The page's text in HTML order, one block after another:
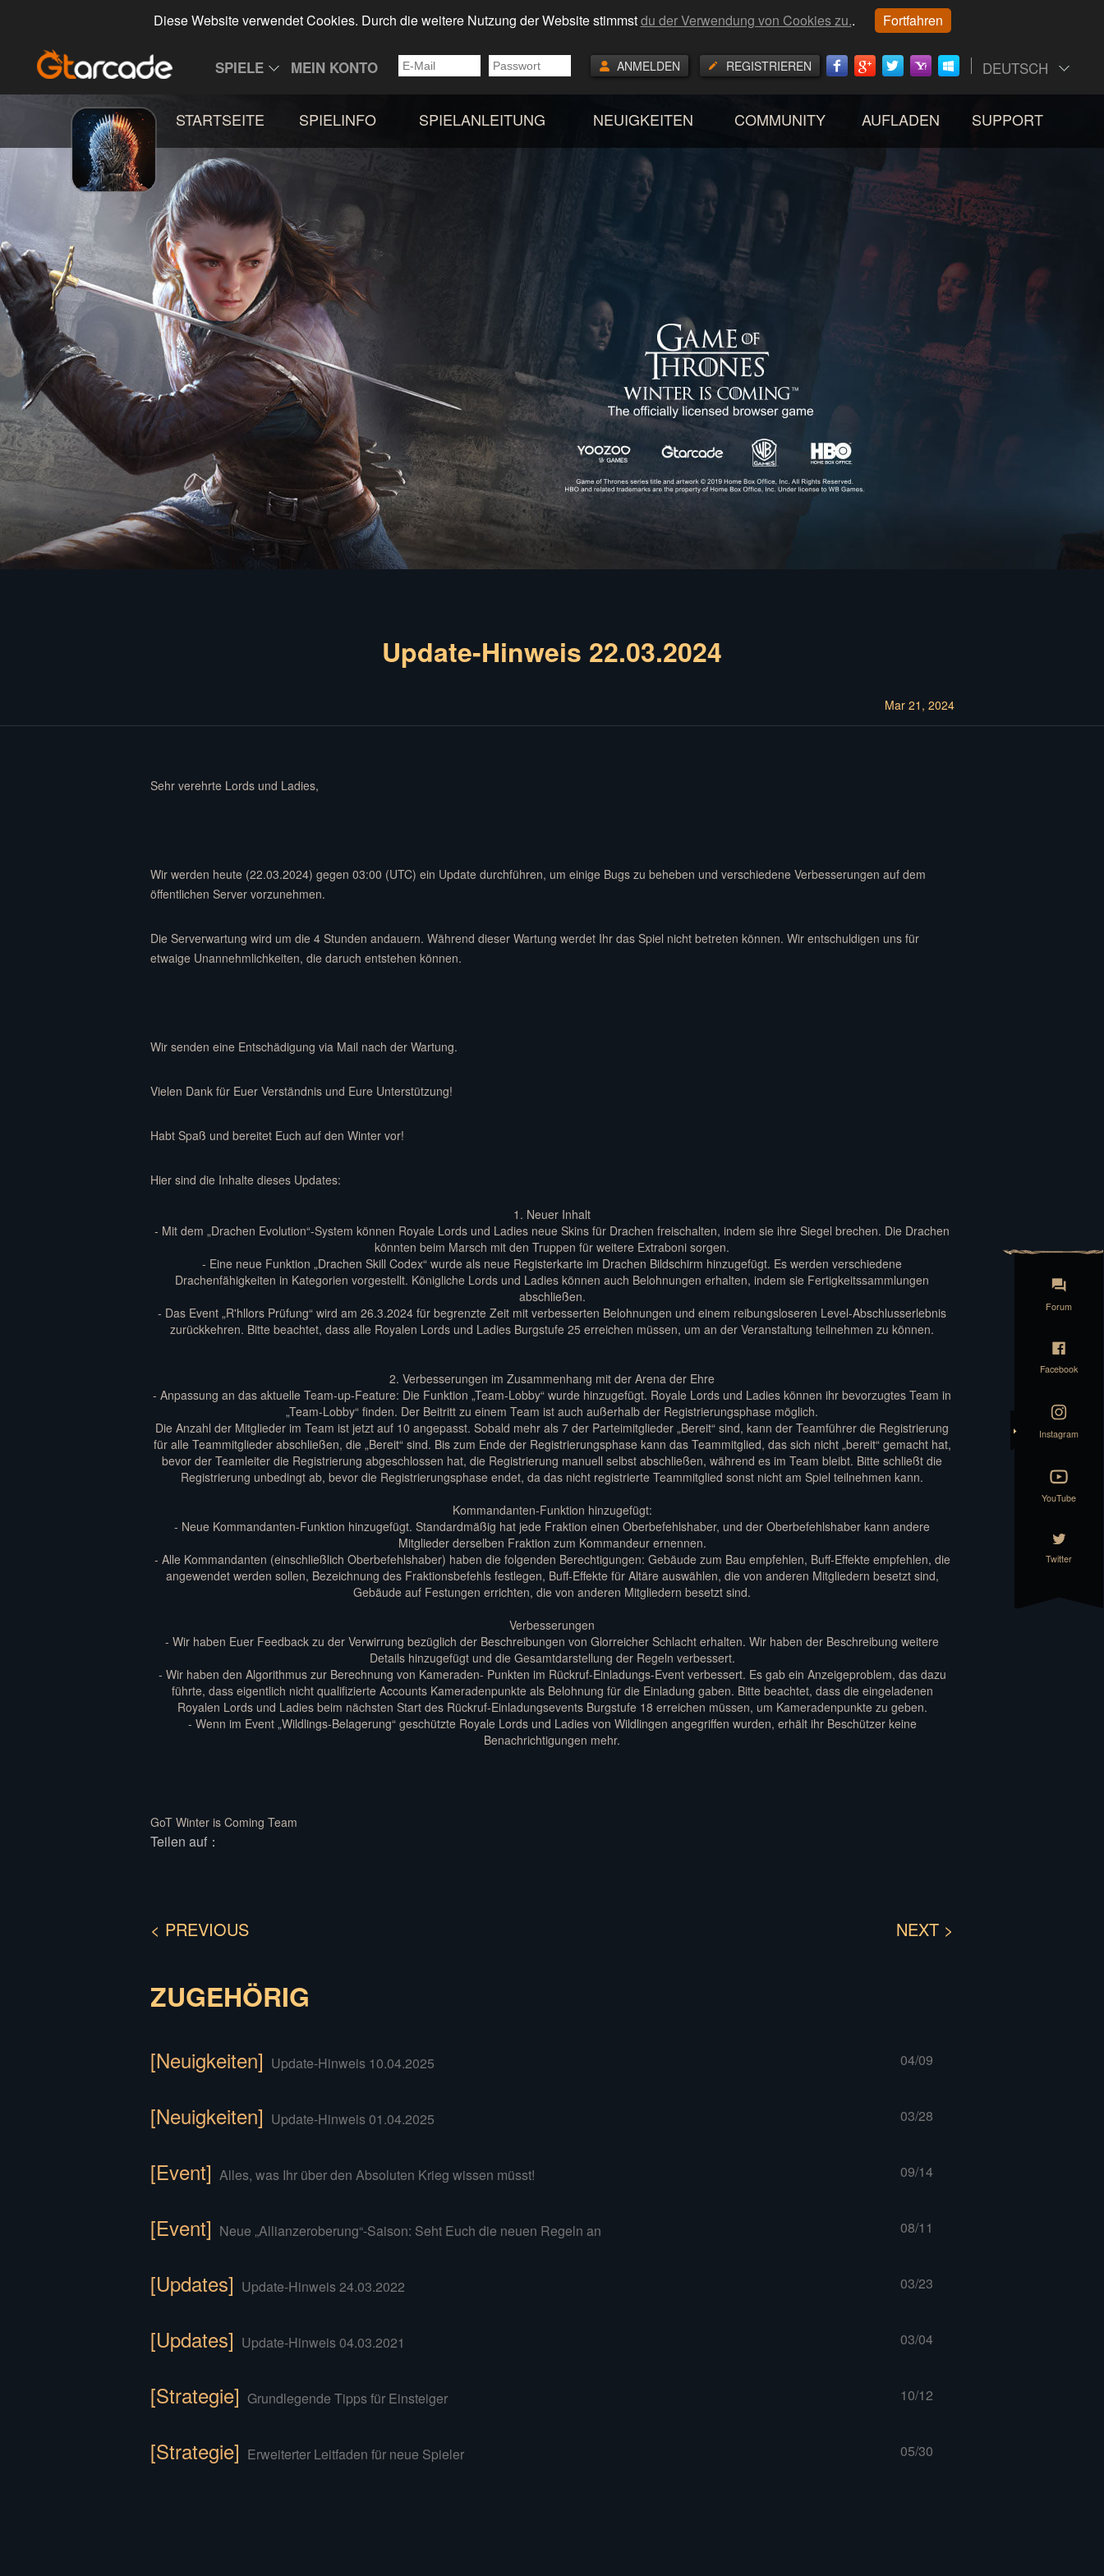
Diese Website verwendet Cookies. Durch die weitere Nutzung der Website stimmstdu der Verwendung von Cookies zu.. Fortfahren
SPIELE MEIN KONTO DEUTSCH
REGISTRIEREN
ANMELDEN
STARTSEITE SPIELINFO SPIELANLEITUNG NEUIGKEITEN COMMUNITY AUFLADEN SUPPORT
Update-Hinweis 22.03.2024
Mar 21, 2024
Sehr verehrte Lords und Ladies,
Wir werden heute (22.03.2024) gegen 03:00 (UTC) ein Update durchführen, um einige Bugs zu beheben und verschiedene Verbesserungen auf dem
öffentlichen Server vorzunehmen.
Die Serverwartung wird um die 4 Stunden andauern. Während dieser Wartung werdet Ihr das Spiel nicht betreten können. Wir entschuldigen uns für
etwaige Unannehmlichkeiten, die daruch entstehen können.
Wir senden eine Entschädigung via Mail nach der Wartung.
Vielen Dank für Euer Verständnis und Eure Unterstützung!
Habt Spaß und bereitet Euch auf den Winter vor!
Hier sind die Inhalte dieses Updates:
1. Neuer Inhalt
- Mit dem „Drachen Evolution“-System können Royale Lords und Ladies neue Skins für Drachen freischalten, indem sie ihre Siegel brechen. Die Drachen
könnten beim Marsch mit den Truppen für weitere Extraboni sorgen.
- Eine neue Funktion „Drachen Skill Codex“ wurde als neue Registerkarte im Drachen Bildschirm hinzugefügt. Es werden verschiedene
Drachenfähigkeiten in Kategorien vorgestellt. Königliche Lords und Ladies können auch Belohnungen erhalten, indem sie Fertigkeitssammlungen
abschließen.
- Das Event „R'hllors Prüfung“ wird am 26.3.2024 für begrenzte Zeit mit verbesserten Belohnungen und einem reibungsloseren Level-Abschlusserlebnis
zurückkehren. Bitte beachtet, dass alle Royalen Lords und Ladies Burgstufe 25 erreichen müssen, um an der Veranstaltung teilnehmen zu können.
2. Verbesserungen im Zusammenhang mit der Arena der Ehre
- Anpassung an das aktuelle Team-up-Feature: Die Funktion „Team-Lobby“ wurde hinzugefügt. Royale Lords und Ladies können ihr bevorzugtes Team in
„Team-Lobby“ finden. Der Beitritt zu einem Team ist auch außerhalb der Registrierungsphase möglich.
Die Anzahl der Mitglieder im Team ist jetzt auf 10 angepasst. Sobald mehr als 7 der Parteimitglieder „Bereit“ sind, kann der Teamführer die Registrierung
für alle Teammitglieder abschließen, die „Bereit“ sind. Bis zum Ende der Registrierungsphase kann das Teammitglied, das sich nicht „bereit“ gemacht hat,
bevor der Teamleiter die Registrierung abgeschlossen hat, die Registrierung manuell selbst abschließen, während es im Team bleibt. Bitte schließt die
Registrierung unbedingt ab, bevor die Registrierungsphase endet, da das nicht registrierte Teammitglied sonst nicht am Spiel teilnehmen kann.
Kommandanten-Funktion hinzugefügt:
- Neue Kommandanten-Funktion hinzugefügt. Standardmäßig hat jede Fraktion einen Oberbefehlshaber, und der Oberbefehlshaber kann andere
Mitglieder derselben Fraktion zum Kommandeur ernennen.
- Alle Kommandanten (einschließlich Oberbefehlshaber) haben die folgenden Berechtigungen: Gebäude zum Bau empfehlen, Buff-Effekte empfehlen, die
angewendet werden sollen, Bezeichnung des Fraktionsbefehls festlegen, Buff-Effekte für Altäre auswählen, die von anderen Mitgliedern besetzt sind,
Gebäude auf Festungen errichten, die von anderen Mitgliedern besetzt sind.
Verbesserungen
- Wir haben Euer Feedback zu der Verwirrung bezüglich der Beschreibungen von Glorreicher Schlacht erhalten. Wir haben der Beschreibung weitere
Details hinzugefügt und die Gesamtdarstellung der Regeln verbessert.
- Wir haben den Algorithmus zur Berechnung von Kameraden- Punkten im Rückruf-Einladungs-Event verbessert. Es gab ein Anzeigeproblem, das dazu
führte, dass eigentlich nicht qualifizierte Accounts Kameradenpunkte als Belohnung für die Einladung gaben. Bitte beachtet, dass die eingeladenen
Royalen Lords und Ladies beim nächsten Start des Rückruf-Einladungsevents Burgstufe 18 erreichen müssen, um Kameradenpunkte zu geben.
- Wenn im Event „Wildlings-Belagerung“ geschützte Royale Lords und Ladies von Wildlingen angegriffen wurden, erhält ihr Beschützer keine
Benachrichtigungen mehr.
GoT Winter is Coming Team
Teilen auf：
< PREVIOUS NEXT >
ZUGEHÖRIG
[Neuigkeiten] Update-Hinweis 10.04.2025 04/09
[Neuigkeiten] Update-Hinweis 01.04.2025 03/28
[Event] Alles, was Ihr über den Absoluten Krieg wissen müsst! 09/14
[Event] Neue „Allianzeroberung“-Saison: Seht Euch die neuen Regeln an 08/11
[Updates] Update-Hinweis 24.03.2022 03/23
[Updates] Update-Hinweis 04.03.2021 03/04
[Strategie] Grundlegende Tipps für Einsteiger 10/12
[Strategie] Erweiterter Leitfaden für neue Spieler 05/30
Forum
Facebook
Instagram
YouTube
Twitter